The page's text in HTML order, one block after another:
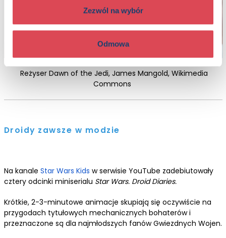
Zezwól na wybór
Odmowa
Reżyser Dawn of the Jedi, James Mangold, Wikimedia
Commons
Droidy zawsze w modzie
Na kanale Star Wars Kids w serwisie YouTube zadebiutowały
cztery odcinki miniserialu Star Wars. Droid Diaries.
Krótkie, 2-3-minutowe animacje skupiają się oczywiście na
przygodach tytułowych mechanicznych bohaterów i
przeznaczone są dla najmłodszych fanów Gwiezdnych Wojen.